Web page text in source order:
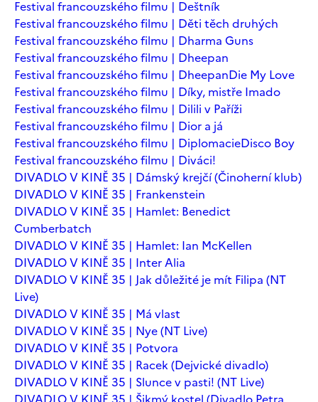
Festival francouzského filmu | Deštník
Festival francouzského filmu | Děti těch druhých
Festival francouzského filmu | Dharma Guns
Festival francouzského filmu | Dheepan
Festival francouzského filmu | DheepanDie My Love
Festival francouzského filmu | Díky, mistře Imado
Festival francouzského filmu | Dilili v Paříži
Festival francouzského filmu | Dior a já
Festival francouzského filmu | DiplomacieDisco Boy
Festival francouzského filmu | Diváci!
DIVADLO V KINĚ 35 | Dámský krejčí (Činoherní klub)
DIVADLO V KINĚ 35 | Frankenstein
DIVADLO V KINĚ 35 | Hamlet: Benedict
Cumberbatch
DIVADLO V KINĚ 35 | Hamlet: Ian McKellen
DIVADLO V KINĚ 35 | Inter Alia
DIVADLO V KINĚ 35 | Jak důležité je mít Filipa (NT
Live)
DIVADLO V KINĚ 35 | Má vlast
DIVADLO V KINĚ 35 | Nye (NT Live)
DIVADLO V KINĚ 35 | Potvora
DIVADLO V KINĚ 35 | Racek (Dejvické divadlo)
DIVADLO V KINĚ 35 | Slunce v pasti! (NT Live)